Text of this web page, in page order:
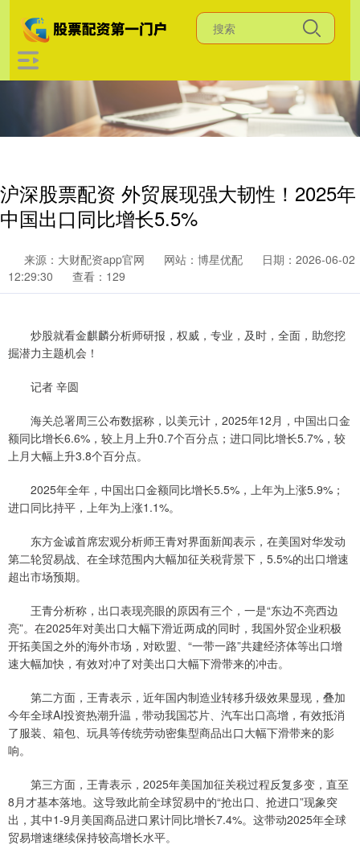
沪深股票配资 外贸展现强大韧性！2025年
中国出口同比增长5.5%
来源：大财配资app官网 网站：博星优配
日期：2026-06-02
12:29:30
查看：129
炒股就看金麒麟分析师研报，权威，专业，及时，全面，助您挖
掘潜力主题机会！
记者 辛圆
海关总署周三公布数据称，以美元计，2025年12月，中国出口金
额同比增长6.6%，较上月上升0.7个百分点；进口同比增长5.7%，较
上月大幅上升3.8个百分点。
2025年全年，中国出口金额同比增长5.5%，上年为上涨5.9%；
进口同比持平，上年为上涨1.1%。
东方金诚首席宏观分析师王青对界面新闻表示，在美国对华发动
第二轮贸易战、在全球范围内大幅加征关税背景下，5.5%的出口增速
超出市场预期。
王青分析称，出口表现亮眼的原因有三个，一是“东边不亮西边
亮”。在2025年对美出口大幅下滑近两成的同时，我国外贸企业积极
开拓美国之外的海外市场，对欧盟、“一带一路”共建经济体等出口增
速大幅加快，有效对冲了对美出口大幅下滑带来的冲击。
第二方面，王青表示，近年国内制造业转移升级效果显现，叠加
今年全球AI投资热潮升温，带动我国芯片、汽车出口高增，有效抵消
了服装、箱包、玩具等传统劳动密集型商品出口大幅下滑带来的影
响。
第三方面，王青表示，2025年美国加征关税过程反复多变，直至
8月才基本落地。这导致此前全球贸易中的“抢出口、抢进口”现象突
出，其中1-9月美国商品进口累计同比增长7.4%。这带动2025年全球
贸易增速继续保持较高增长水平。